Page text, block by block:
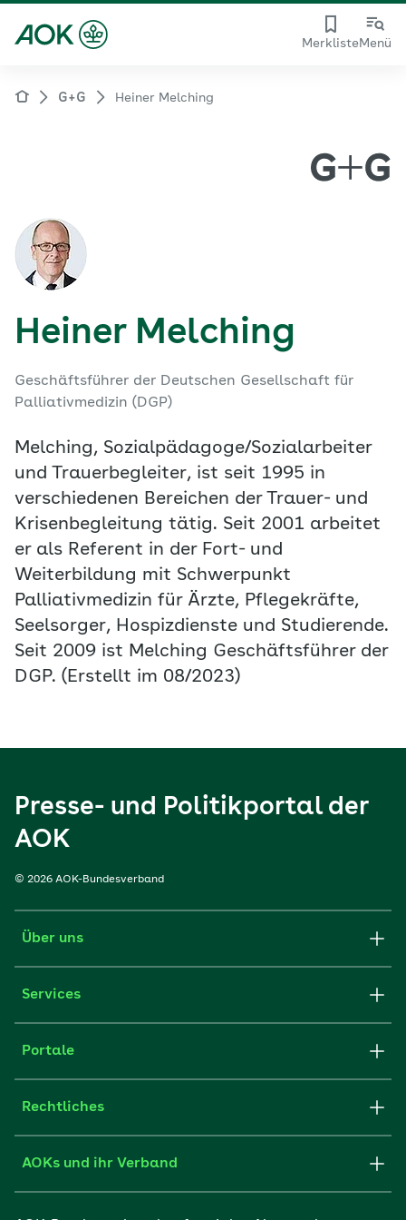
MerklisteMenü
G+G Heiner Melching
Heiner Melching
Geschäftsführer der Deutschen Gesellschaft für
Palliativmedizin (DGP)
Melching, Sozialpädagoge/Sozialarbeiter
und Trauerbegleiter, ist seit 1995 in
verschiedenen Bereichen der Trauer- und
Krisenbegleitung tätig. Seit 2001 arbeitet
er als Referent in der Fort- und
Weiterbildung mit Schwerpunkt
Palliativmedizin für Ärzte, Pflegekräfte,
Seelsorger, Hospizdienste und Studierende.
Seit 2009 ist Melching Geschäftsführer der
DGP. (Erstellt im 08/2023)
Presse- und Politikportal der
AOK
© 2026 AOK-Bundesverband
Über uns
Services
Portale
Rechtliches
AOKs und ihr Verband